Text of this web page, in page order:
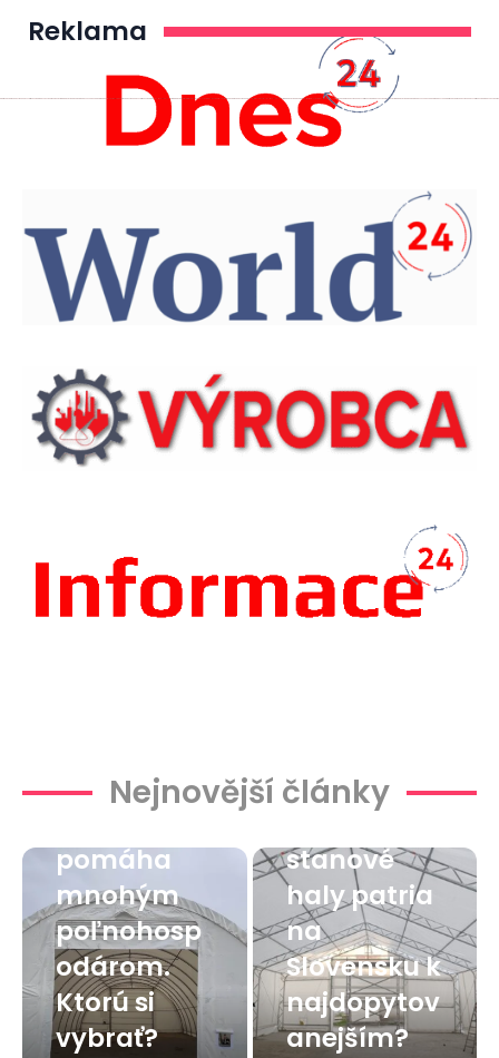
Reklama
Nejnovější články
Plachtová
pomáha
mnohým
poľnohosp
odárom.
Ktorú si
vybrať?
stanové
haly patria
na
Slovensku k
najdopytov
anejším?